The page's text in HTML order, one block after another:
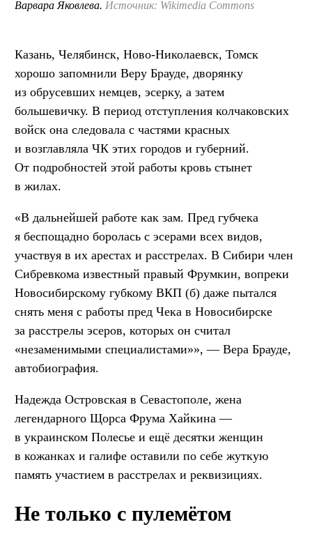
Варвара Яковлева. Источник: Wikimedia Commons
Казань, Челябинск, Ново-Николаевск, Томск
хорошо запомнили Веру Брауде, дворянку
из обрусевших немцев, эсерку, а затем
большевичку. В период отступления колчаковских
войск она следовала с частями красных
и возглавляла ЧК этих городов и губерний.
От подробностей этой работы кровь стынет
в жилах.
«В дальнейшей работе как зам. Пред губчека
я беспощадно боролась с эсерами всех видов,
участвуя в их арестах и расстрелах. В Сибири член
Сибревкома известный правый Фрумкин, вопреки
Новосибирскому губкому ВКП (б) даже пытался
снять меня с работы пред Чека в Новосибирске
за расстрелы эсеров, которых он считал
«незаменимыми специалистами»», — Вера Брауде,
автобиография.
Надежда Островская в Севастополе, жена
легендарного Щорса Фрума Хайкина —
в украинском Полесье и ещё десятки женщин
в кожанках и галифе оставили по себе жуткую
память участием в расстрелах и реквизициях.
Не только с пулемётом